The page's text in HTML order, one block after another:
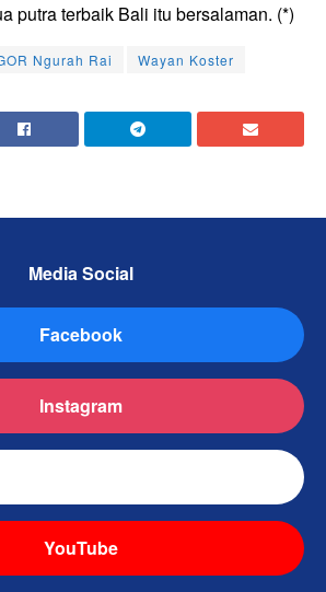
putra terbaik Bali itu bersalaman. (*)
Ngurah Rai Wayan Koster
Media Social
Facebook
Instagram
YouTube